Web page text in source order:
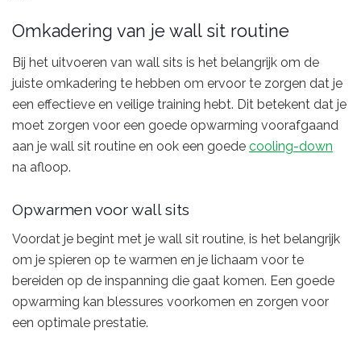
Omkadering van je wall sit routine
Bij het uitvoeren van wall sits is het belangrijk om de
juiste omkadering te hebben om ervoor te zorgen dat je
een effectieve en veilige training hebt. Dit betekent dat je
moet zorgen voor een goede opwarming voorafgaand
aan je wall sit routine en ook een goede cooling-down
na afloop.
Opwarmen voor wall sits
Voordat je begint met je wall sit routine, is het belangrijk
om je spieren op te warmen en je lichaam voor te
bereiden op de inspanning die gaat komen. Een goede
opwarming kan blessures voorkomen en zorgen voor
een optimale prestatie.